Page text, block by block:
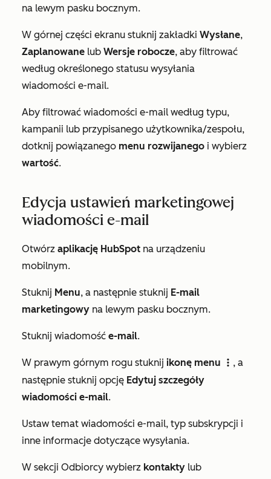
na lewym pasku bocznym.
W górnej części ekranu stuknij zakładki Wysłane,
Zaplanowane lub Wersje robocze, aby filtrować
według określonego statusu wysyłania
wiadomości e-mail.
Aby filtrować wiadomości e-mail według typu,
kampanii lub przypisanego użytkownika/zespołu,
dotknij powiązanego menu rozwijanego i wybierz
wartość.
Edycja ustawień marketingowej
wiadomości e-mail
Otwórz aplikację HubSpot na urządzeniu
mobilnym.
Stuknij Menu, a następnie stuknij E-mail
marketingowy na lewym pasku bocznym.
Stuknij wiadomość e-mail.
W prawym górnym rogu stuknij ikonę menu verticalMenu , a
następnie stuknij opcję Edytuj szczegóły
wiadomości e-mail.
Ustaw temat wiadomości e-mail, typ subskrypcji i
inne informacje dotyczące wysyłania.
W sekcji Odbiorcy wybierz kontakty lub